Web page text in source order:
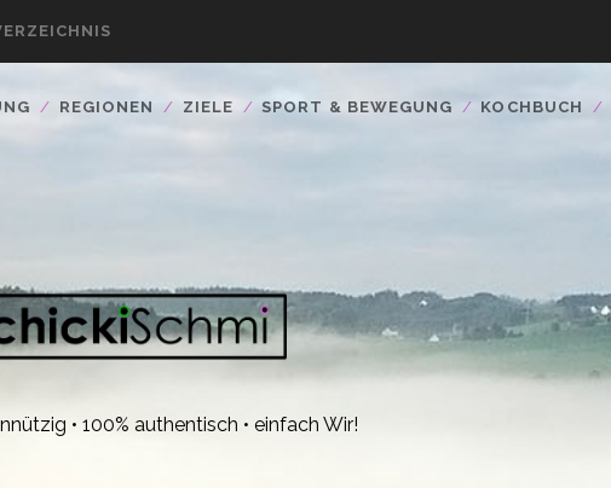
REGIONEN ZIELE SPORT & BEWEGUNG KOCHBUCH
• 100% authentisch • einfach Wir!